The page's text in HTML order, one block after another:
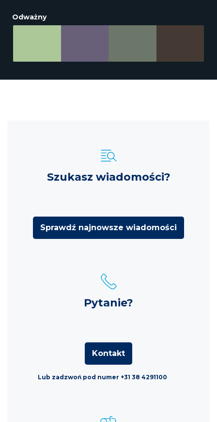
Odważny
Szukasz wiadomości?
Sprawdź najnowsze wiadomości
Pytanie?
Kontakt
Lub zadzwoń pod numer +31 38 4291100